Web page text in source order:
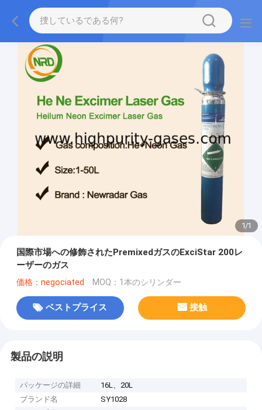
1/1
国際市場への修飾されたPremixedガスのExciStar 200レ
ーザーのガス
価格：negociated MOQ：1本のシリンダー
ベストプライス 接触
製品の説明
パッケージの詳細
16L、20L
ブランド名
SY1028